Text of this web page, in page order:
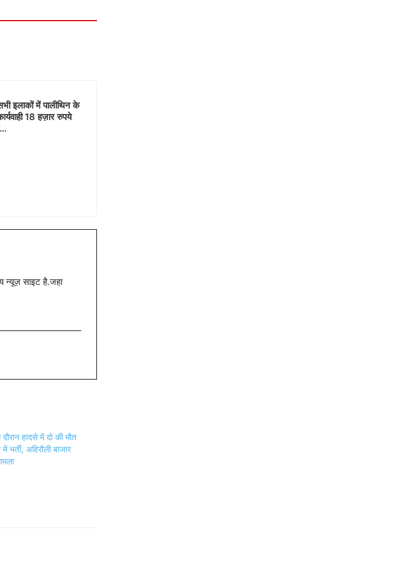
इलाकों में पालीथिन के
18 हज़ार रुपये
न्यूज़ साइट है.जहा
हादसे में दो की मौत
भर्ती, अहिरौली बाजार